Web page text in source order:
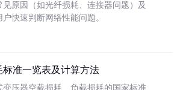
原因（如光纤损耗、连接器问题）及
快速判断网络性能问题。
准一览表及计算方法
变压器空载损耗、负载损耗的国家标准